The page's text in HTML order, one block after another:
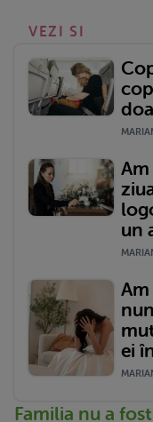
VEZI SI
un
ei
Familia nu a